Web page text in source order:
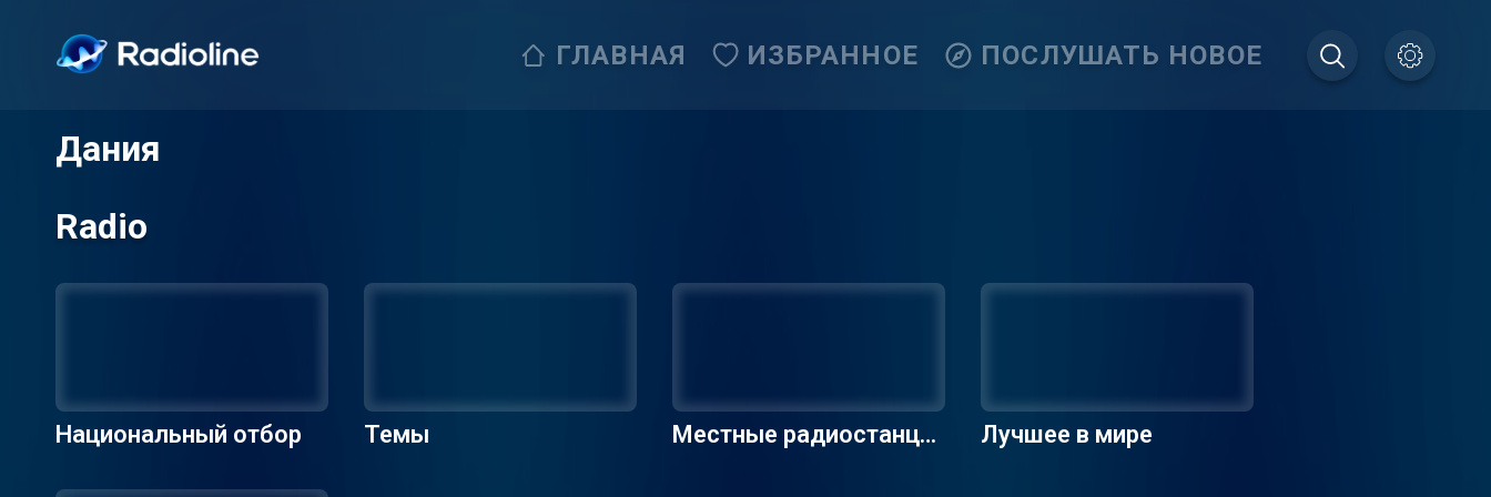
ГЛАВНАЯ ИЗБРАННОЕ ПОСЛУШАТЬ НОВОЕ
Дания
Radio
Национальный отбор Темы
Местные радиостанци
Лучшее в мире